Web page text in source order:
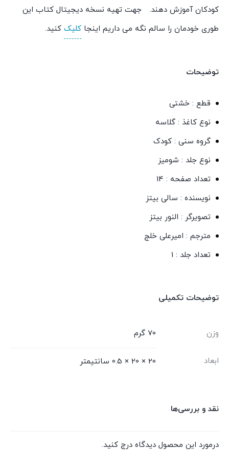
کودکان آموزش دهند. جهت تهیه نسخه دیجیتال کتاب این
طوری خودمان را سالم نگه می داریم اینجا کلیک کنید.
توضیحات
قطع : خشتی
نوع کاغذ : گلاسه
گروه سنی : کودک
نوع جلد : شومیز
تعداد صفحه : 14
نویسنده : سالی بیتز
تصویرگر : النور بیتز
مترجم : امیرعلی خلج
تعداد جلد : 1
توضیحات تکمیلی
وزن 70 گرم
ابعاد 20 × 20 × 0.5 سانتیمتر
نقد و بررسی‌ها
درمورد این محصول دیدگاه درج کنید.